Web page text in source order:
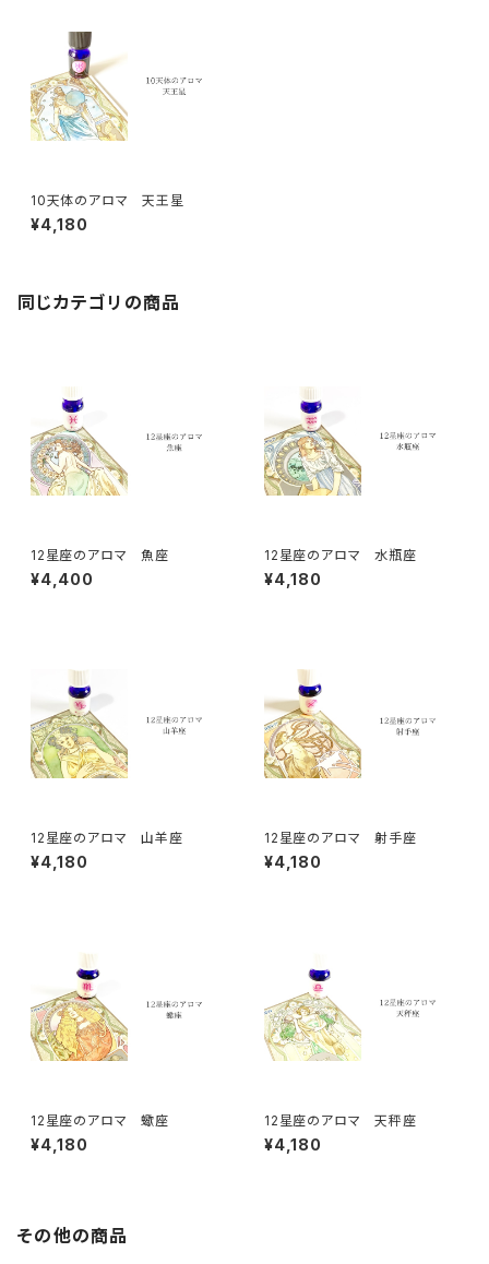
10天体のアロマ 天王星
¥4,180
同じカテゴリの商品
12星座のアロマ 魚座
¥4,400
12星座のアロマ 水瓶座
¥4,180
12星座のアロマ 山羊座
¥4,180
12星座のアロマ 射手座
¥4,180
12星座のアロマ 蠍座
¥4,180
12星座のアロマ 天秤座
¥4,180
その他の商品